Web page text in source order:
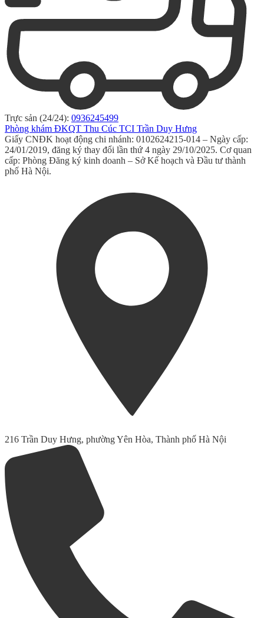
Trực sản (24/24): 0936245499
Phòng khám ĐKQT Thu Cúc TCI Trần Duy Hưng
Giấy CNĐK hoạt động chi nhánh: 0102624215-014 – Ngày cấp:
24/01/2019, đăng ký thay đổi lần thứ 4 ngày 29/10/2025. Cơ quan
cấp: Phòng Đăng ký kinh doanh – Sở Kế hoạch và Đầu tư thành
phố Hà Nội.
216 Trần Duy Hưng, phường Yên Hòa, Thành phố Hà Nội